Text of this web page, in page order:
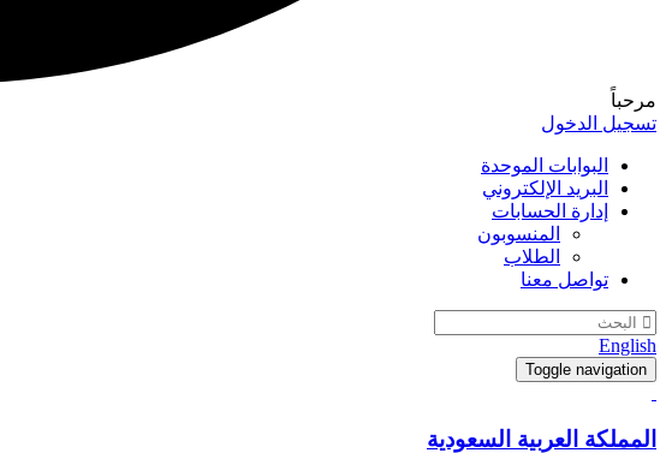
مرحباً
تسجيل الدخول
البوابات الموحدة
البريد الإلكتروني
إدارة الحسابات
المنسوبون
الطلاب
تواصل معنا
English
Toggle navigation
المملكة العربية السعودية